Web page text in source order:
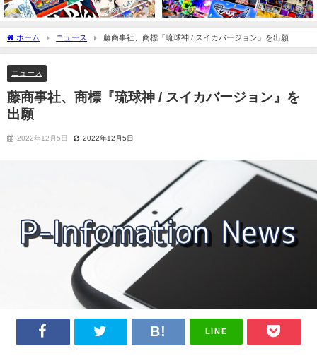
ホーム ニュース 藤商事社、商標『琉球神 / スイカバージョン』を出願
ニュース
藤商事社、商標『琉球神 / スイカバージョン』を
出願
2022年12月5日 2022年12月5日
LINE